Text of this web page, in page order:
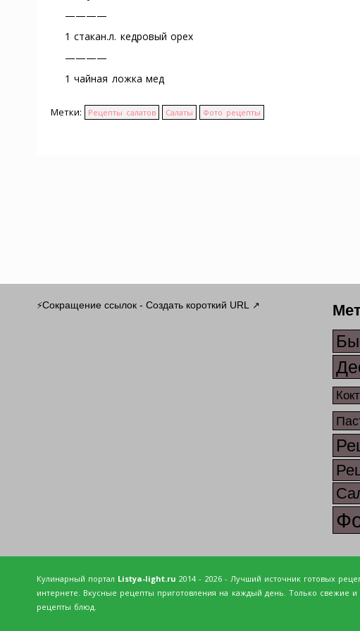
————
1 стакан.л. кедровый орех
————
1 чайная ложка мед
Метки: Рецепты салатов Салаты Фото рецепты
⚡Сокращение ссылок - Создать короткий URL ↗
Кулинарный портал Listya-light.ru 2014 - 2026 - Лучший источник готовых
интернете. Вкусные рецепты приготовления на каждый день. Только свежие
рецепты блюд.